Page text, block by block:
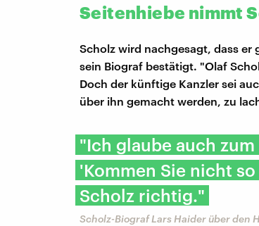
Seitenhiebe nimmt
Scholz wird nachgesagt, dass er
sein Biograf bestätigt. "Olaf
Doch der künftige Kanzler sei
über ihn gemacht werden, zu
"Ich glaube auch
'Kommen Sie nicht
Scholz richtig."
Scholz-Biograf Lars Haider über den